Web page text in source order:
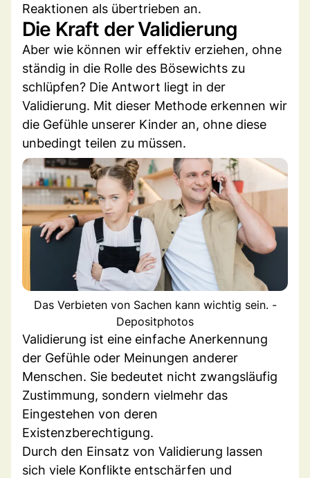
Reaktionen als übertrieben an.
Die Kraft der Validierung
Aber wie können wir effektiv erziehen, ohne
ständig in die Rolle des Bösewichts zu
schlüpfen? Die Antwort liegt in der
Validierung. Mit dieser Methode erkennen wir
die Gefühle unserer Kinder an, ohne diese
unbedingt teilen zu müssen.
Das Verbieten von Sachen kann wichtig sein. -
Depositphotos
Validierung ist eine einfache Anerkennung
der Gefühle oder Meinungen anderer
Menschen. Sie bedeutet nicht zwangsläufig
Zustimmung, sondern vielmehr das
Eingestehen von deren
Existenzberechtigung.
Durch den Einsatz von Validierung lassen
sich viele Konflikte entschärfen und